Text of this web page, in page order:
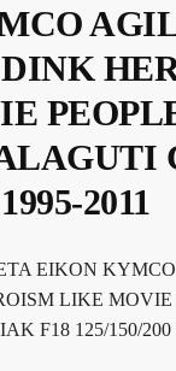
2011
EIKON
LIKE MOVIE
F18 125/150/200